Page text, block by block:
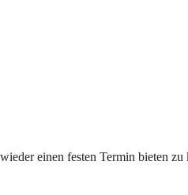
einen festen Termin bieten